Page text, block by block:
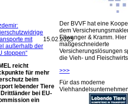
mit
außerhalb der
stoppen“
15.02.2025
reicht
für mehr
beim
lebender Tiere
bei EU-
ein
Der BVVF hat eine
dem
Ellwanger & Kramm.
maßgeschneiderte
Versicherungslösungen
die Vieh- und
>>>
Für das moderne